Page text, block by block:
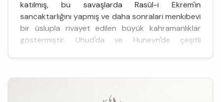
katılmış, bu savaşlarda Rasûl-i Ekrem'in
sancaktarlığını yapmış ve daha sonraları menkıbevi
bir üslupla rivayet edilen büyük kahramanlıklar
göstermiştir. Uhud'da ve Huneyn'de çeşitli